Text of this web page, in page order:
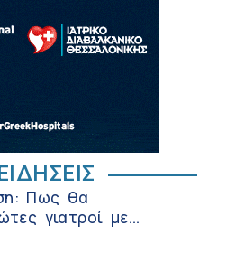
(ΙΑΤΡΙΚΟ ΚΕΝΤΡΟ):
(Metropolitan
και καλοκαίρι –
Ντυνάν): H
στους ηλικιωμένους
Πως θα
γιατροί με
συστήματος